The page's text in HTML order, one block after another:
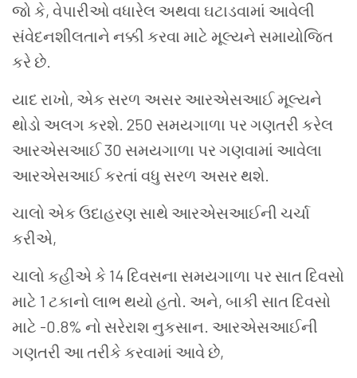
જો કે, વેપારીઓવધારેલ અથવા ઘટાડવામાં આવેલી
સંવેદનશીલતાને નક્કી કરવા માટે મૂલ્યને સમાયોજિત
કરે છે.
યાદ રાખો, એક સરળ અસર આરએસઆઈમૂલ્યને
થોડો અલગ કરશે. 250 સમયગાળા પરગણતરી કરેલ
આરએસઆઈ30 સમયગાળા પરગણવામાં આવેલા
આરએસઆઈકરતાં વધુ સરળ અસરથશે.
ચાલો એકઉદાહરણ સાથે આરએસઆઈની ચર્ચા
કરીએ,
ચાલો કહીએકે 14 દિવસના સમયગાળા પર સાત દિવસો
માટે 1 ટકાનો લાભ થયો હતો. અને, બાકી સાત દિવસો
માટે -0.8% નો સરેરાશનુકસાન. આરએસઆઈની
ગણતરી આતરીકેકરવામાં આવે છે,